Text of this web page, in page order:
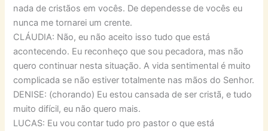
nada de cristãos em vocês. De dependesse de vocês eu
nunca me tornarei um crente.
CLÁUDIA: Não, eu não aceito isso tudo que está
acontecendo. Eu reconheço que sou pecadora, mas não
quero continuar nesta situação. A vida sentimental é muito
complicada se não estiver totalmente nas mãos do Senhor.
DENISE: (chorando) Eu estou cansada de ser cristã, e tudo
muito difícil, eu não quero mais.
LUCAS: Eu vou contar tudo pro pastor o que está